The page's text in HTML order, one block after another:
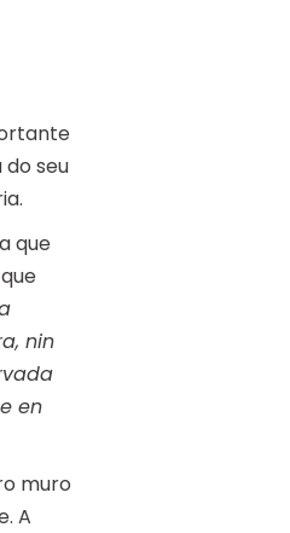
do seu
que
nin
en
muro
A